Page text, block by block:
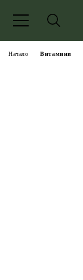
Начало Витамини